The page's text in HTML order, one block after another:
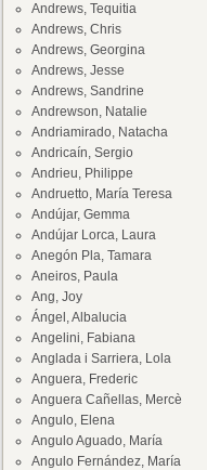
Andrews, Tequitia
Andrews, Chris
Andrews, Georgina
Andrews, Jesse
Andrews, Sandrine
Andrewson, Natalie
Andriamirado, Natacha
Andricaín, Sergio
Andrieu, Philippe
Andruetto, María Teresa
Andújar, Gemma
Andújar Lorca, Laura
Anegón Pla, Tamara
Aneiros, Paula
Ang, Joy
Ángel, Albalucia
Angelini, Fabiana
Anglada i Sarriera, Lola
Anguera, Frederic
Anguera Cañellas, Mercè
Angulo, Elena
Angulo Aguado, María
Angulo Fernández, María